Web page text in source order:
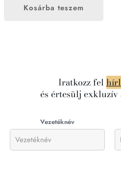
Kosárba teszem
Iratkozz fel
és értesülj
Vezetéknév